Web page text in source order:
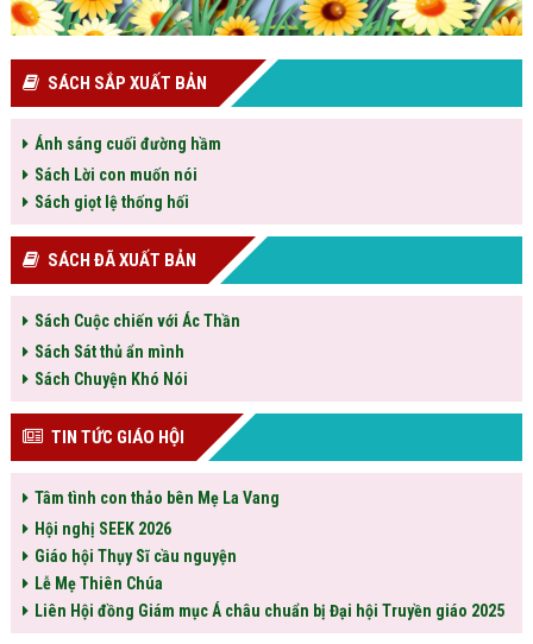
SÁCH SẮP XUẤT BẢN
Ánh sáng cuối đường hầm
Sách Lời con muốn nói
Sách giọt lệ thống hối
SÁCH ĐÃ XUẤT BẢN
Sách Cuộc chiến với Ác Thần
Sách Sát thủ ẩn mình
Sách Chuyện Khó Nói
TIN TỨC GIÁO HỘI
Tâm tình con thảo bên Mẹ La Vang
Hội nghị SEEK 2026
Giáo hội Thụy Sĩ cầu nguyện
Lễ Mẹ Thiên Chúa
Liên Hội đồng Giám mục Á châu chuẩn bị Đại hội Truyền giáo 2025